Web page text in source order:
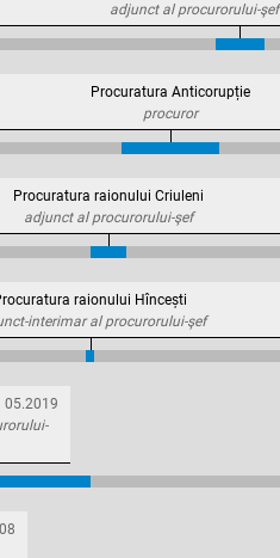
adjunct al procurorului-şef
Procuratura Anticorupție
procuror
Procuratura raionului Criuleni
adjunct al procurorului-şef
raionului Hîncești
interimar al procurorului-şef
05.2019